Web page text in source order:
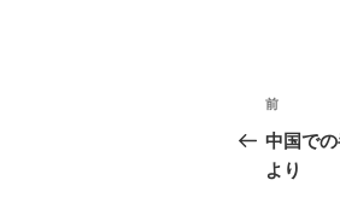
投
稿
ナ
前
の
投
前
中国で
より